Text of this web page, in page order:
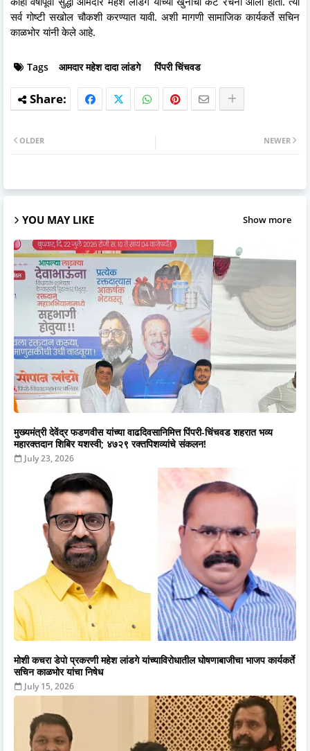
सर्व गोष्टी सखोल चौकशी करण्यात यावी. अशी मागणी सामाजिक कार्यकर्ते सचिन
काळभोर यांनी केले आहे.
Tags आमदार महेश दादा लांडगे पिंपरी चिंचवड
NEWER
OLDER
YOU MAY LIKE Show more
मुख्यमंत्री देवेंद्र फडणवीस यांच्या वाढदिवसानिमित्त पिंपरी-चिंचवड शहरात भव्य
महारक्तदान शिबिर यशस्वी; ४७२९ रक्तपिशव्यांचे संकलन!
July 23, 2026
मोशी कचरा डेपो प्रकरणी महेश लांडगे यांच्याविरोधातील घोषणाबाजीचा भाजप कार्यकर्ते
सचिन काळभोर यांचा निषेध
July 15, 2026